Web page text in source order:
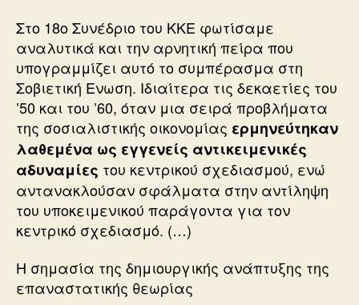
Στο 18ο Συνέδριο του ΚΚΕ φωτίσαμε
αναλυτικά και την αρνητική πείρα που
υπογραμμίζει αυτό το συμπέρασμα στη
Σοβιετική Ενωση. Ιδιαίτερα τις δεκαετίες του
’50 και του ’60, όταν μια σειρά προβλήματα
της σοσιαλιστικής οικονομίας ερμηνεύτηκαν
λαθεμένα ως εγγενείς αντικειμενικές
αδυναμίες του κεντρικού σχεδιασμού, ενώ
αντανακλούσαν σφάλματα στην αντίληψη
του υποκειμενικού παράγοντα για τον
κεντρικό σχεδιασμό. (…)
Η σημασία της δημιουργικής ανάπτυξης της
επαναστατικής θεωρίας